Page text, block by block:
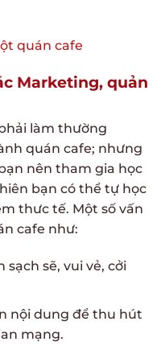
quán cafe
Marketing, quản
làm thường
quán cafe; nhưng
nên tham gia học
bạn có thể tự học
thưc tế. Một số vấn
cafe như:
sẽ, vui vẻ, cởi
nội dung để thu hút
mạng.